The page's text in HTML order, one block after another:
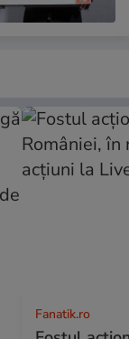
Fanatik.ro